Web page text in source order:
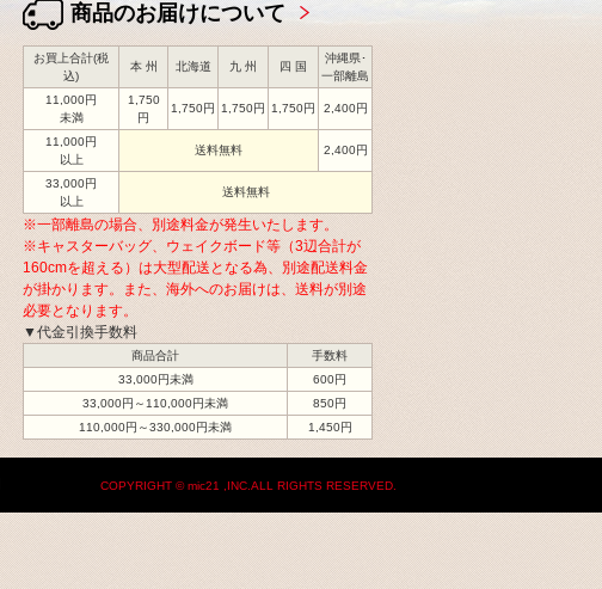
商品のお届けについて
お買上合計(税
込)
本 州 北海道 九 州 四 国
沖縄県･
一部離島
11,000円
未満
1,750
円
1,750円 1,750円 1,750円 2,400円
11,000円
以上
送料無料 2,400円
33,000円
以上
送料無料
※一部離島の場合、別途料金が発生いたします。
※キャスターバッグ、ウェイクボード等（3辺合計が
160cmを超える）は大型配送となる為、別途配送料金
が掛かります。また、海外へのお届けは、送料が別途
必要となります。
▼代金引換手数料
商品合計
手数料
33,000円未満
600円
33,000円～110,000円未満
850円
110,000円～330,000円未満
1,450円
COPYRIGHT © mic21 ,INC.ALL RIGHTS RESERVED.